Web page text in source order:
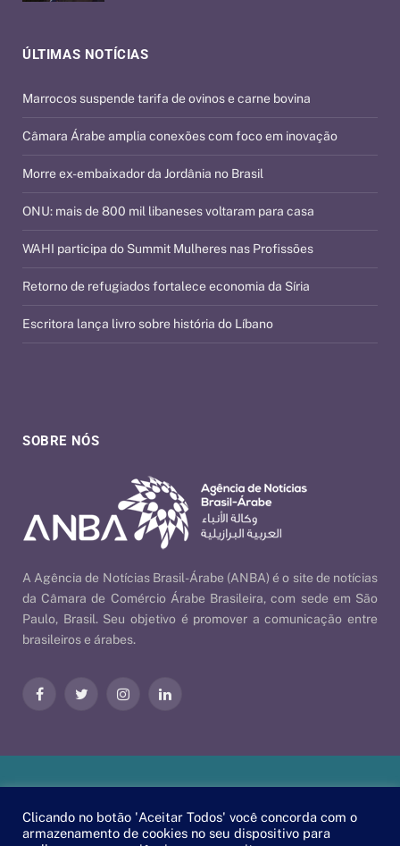
SOBRE NÓS
A Agência de Notícias Brasil-Árabe (ANBA) é o site de notícias
da Câmara de Comércio Árabe Brasileira, com sede em São
Paulo, Brasil. Seu objetivo é promover a comunicação entre
brasileiros e árabes.
FacebookTwitter InstagramLinkedIn
ÚLTIMAS NOTÍCIAS
Marrocos suspende tarifa de ovinos e carne bovina
Câmara Árabe amplia conexões com foco em inovação
Morre ex-embaixador da Jordânia no Brasil
ONU: mais de 800 mil libaneses voltaram para casa
WAHI participa do Summit Mulheres nas Profissões
Retorno de refugiados fortalece economia da Síria
Escritora lança livro sobre história do Líbano
Árabe | ByEscaEsco.
Clicando no botão 'Aceitar Todos' você concorda com o
armazenamento de cookies no seu dispositivo para